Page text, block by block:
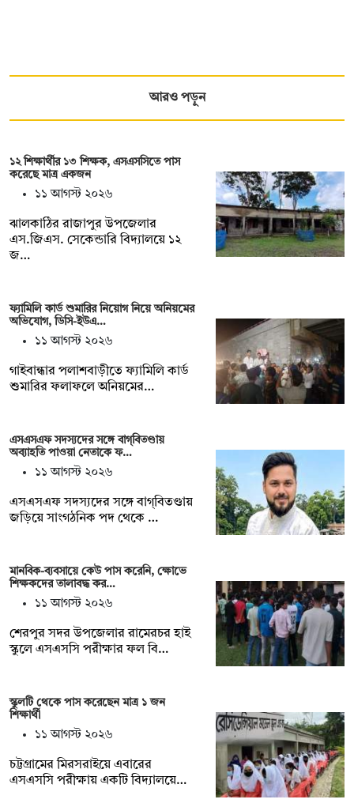
আরও পড়ুন
১২ শিক্ষার্থীর ১৩ শিক্ষক, এসএসসিতে পাস
করেছে মাত্র একজন
১১ আগস্ট ২০২৬
ঝালকাঠির রাজাপুর উপজেলার
এস.জিএস. সেকেন্ডারি বিদ্যালয়ে ১২
জ…
ফ্যামিলি কার্ড শুমারির নিয়োগ নিয়ে অনিয়মের
অভিযোগ, ডিসি-ইউএ…
১১ আগস্ট ২০২৬
গাইবান্ধার পলাশবাড়ীতে ফ্যামিলি কার্ড
শুমারির ফলাফলে অনিয়মের…
এসএসএফ সদস্যদের সঙ্গে বাগ্‌বিতণ্ডায়
অব্যাহতি পাওয়া নেতাকে ফ…
১১ আগস্ট ২০২৬
এসএসএফ সদস্যদের সঙ্গে বাগ্‌বিতণ্ডায়
জড়িয়ে সাংগঠনিক পদ থেকে …
মানবিক-ব্যবসায়ে কেউ পাস করেনি, ক্ষোভে
শিক্ষকদের তালাবদ্ধ কর…
১১ আগস্ট ২০২৬
শেরপুর সদর উপজেলার রামেরচর হাই
স্কুলে এসএসসি পরীক্ষার ফল বি…
স্কুলটি থেকে পাস করেছেন মাত্র ১ জন
শিক্ষার্থী
১১ আগস্ট ২০২৬
চট্টগ্রামের মিরসরাইয়ে এবারের
এসএসসি পরীক্ষায় একটি বিদ্যালয়ে…